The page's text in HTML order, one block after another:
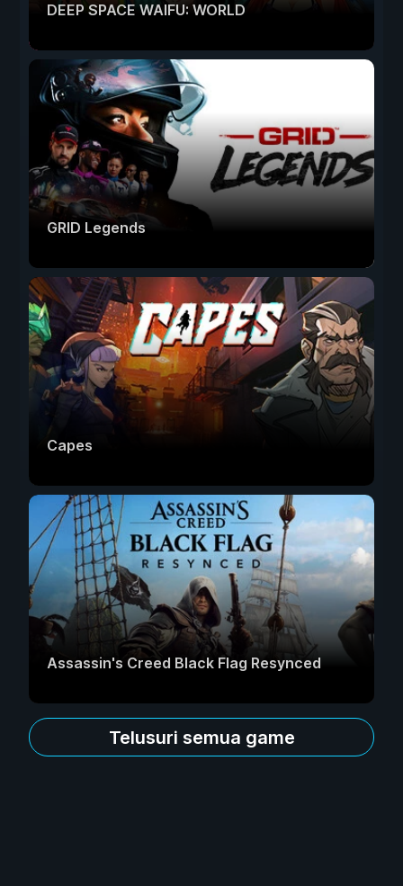
DEEP SPACE WAIFU: WORLD
GRID Legends
Capes
Assassin's Creed Black Flag Resynced
Telusuri semua game